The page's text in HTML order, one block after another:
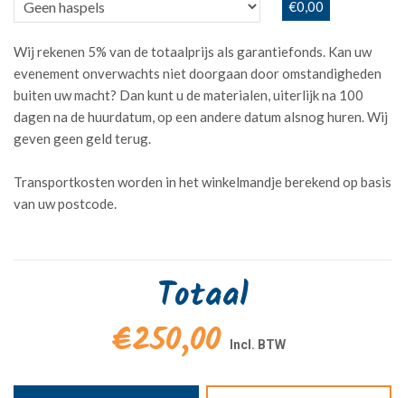
€0,00
Wij rekenen 5% van de totaalprijs als garantiefonds. Kan uw
evenement onverwachts niet doorgaan door omstandigheden
buiten uw macht? Dan kunt u de materialen, uiterlijk na 100
dagen na de huurdatum, op een andere datum alsnog huren. Wij
geven geen geld terug.
Transportkosten worden in het winkelmandje berekend op basis
van uw postcode.
Totaal
€250,00